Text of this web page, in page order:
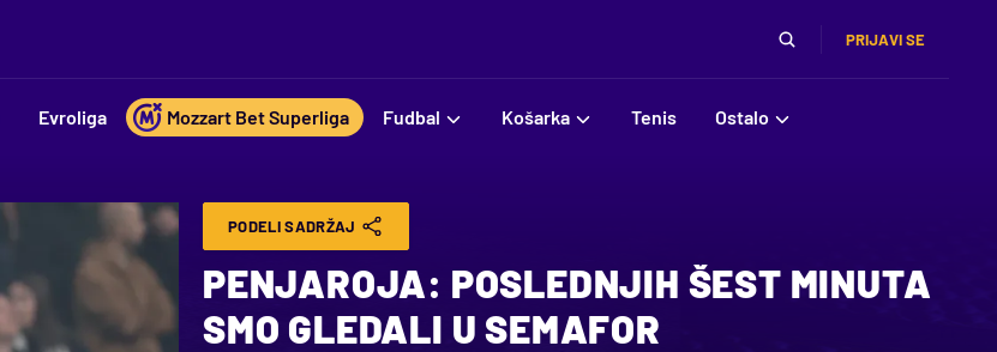
PRIJAVI SE
Evroliga Mozzart Bet Superliga Fudbal Košarka Tenis Ostalo
PODELI SADRŽAJ
PENJAROJA: POSLEDNJIH ŠEST MINUTA
SMO GLEDALI U SEMAFOR